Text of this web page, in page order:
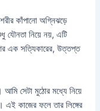
কাঁপানো অগ্নিঝড়ে
যৌনতা নিয়ে নয়, এটি
এক সত্যিকারের, উত্তপ্ত
আমি সেটা মুঠোর মধ্যে নিয়ে
এই কাজের ফলে তার লিঙ্গের